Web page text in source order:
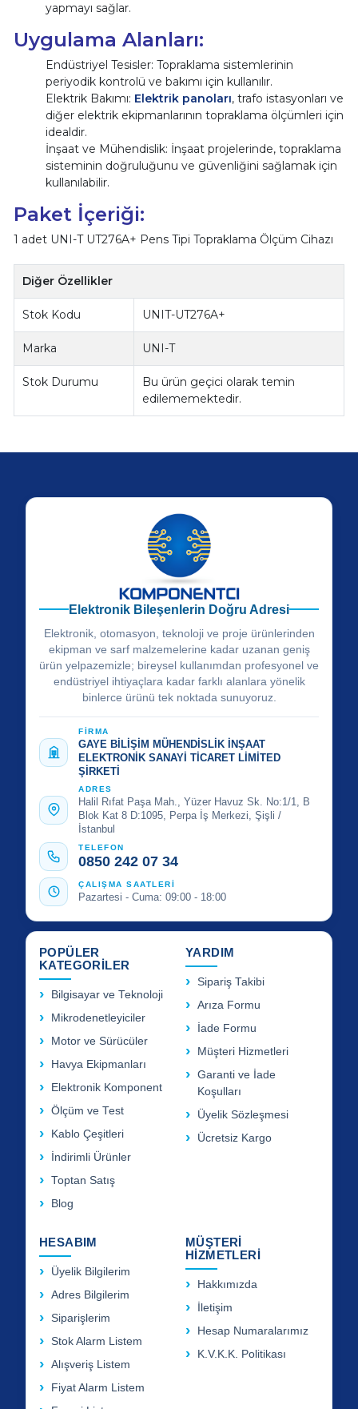
yapmayı sağlar.
Uygulama Alanları:
Endüstriyel Tesisler: Topraklama sistemlerinin
periyodik kontrolü ve bakımı için kullanılır.
Elektrik Bakımı: Elektrik panoları, trafo istasyonları ve
diğer elektrik ekipmanlarının topraklama ölçümleri için
idealdir.
İnşaat ve Mühendislik: İnşaat projelerinde, topraklama
sisteminin doğruluğunu ve güvenliğini sağlamak için
kullanılabilir.
Paket İçeriği:
1 adet UNI-T UT276A+ Pens Tipi Topraklama Ölçüm Cihazı
Diğer Özellikler
Stok Kodu UNIT-UT276A+
Marka UNI-T
Stok Durumu
Bu ürün geçici olarak temin
edilememektedir.
Elektronik Bileşenlerin Doğru Adresi
Elektronik, otomasyon, teknoloji ve proje ürünlerinden
ekipman ve sarf malzemelerine kadar uzanan geniş
ürün yelpazemizle; bireysel kullanımdan profesyonel ve
endüstriyel ihtiyaçlara kadar farklı alanlara yönelik
binlerce ürünü tek noktada sunuyoruz.
FİRMA
GAYE BİLİŞİM MÜHENDİSLİK İNŞAAT
ELEKTRONİK SANAYİ TİCARET LİMİTED
ŞİRKETİ
ADRES
Halil Rıfat Paşa Mah., Yüzer Havuz Sk. No:1/1, B
Blok Kat 8 D:1095, Perpa İş Merkezi, Şişli /
İstanbul
TELEFON
0850 242 07 34
ÇALIŞMA SAATLERİ
Pazartesi - Cuma: 09:00 - 18:00
POPÜLER
KATEGORİLER
Bilgisayar ve Teknoloji
Mikrodenetleyiciler
Motor ve Sürücüler
Havya Ekipmanları
Elektronik Komponent
Ölçüm ve Test
Kablo Çeşitleri
İndirimli Ürünler
Toptan Satış
Blog
YARDIM
Sipariş Takibi
Arıza Formu
İade Formu
Müşteri Hizmetleri
Garanti ve İade
Koşulları
Üyelik Sözleşmesi
Ücretsiz Kargo
HESABIM
Üyelik Bilgilerim
Adres Bilgilerim
Siparişlerim
Stok Alarm Listem
Alışveriş Listem
Fiyat Alarm Listem
MÜŞTERİ
HİZMETLERİ
Hakkımızda
İletişim
Hesap Numaralarımız
K.V.K.K. Politikası